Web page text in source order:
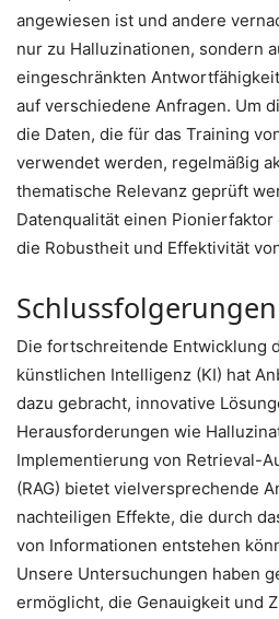
angewiesen ist und andere
nur zu Halluzinationen, sondern
eingeschränkten
auf verschiedene Anfragen. Um
die Daten, die für das Training
verwendet werden, regelmäßig
thematische Relevanz geprüft
Datenqualität einen
die Robustheit und Effektivität
Die fortschreitende Entwicklung
künstlichen Intelligenz (KI) hat
dazu gebracht, innovative
Herausforderungen wie
Implementierung von Retrieval-
(RAG) bietet vielversprechende
nachteiligen Effekte, die durch
von Informationen entstehen
Unsere Untersuchungen haben
ermöglicht, die Genauigkeit und